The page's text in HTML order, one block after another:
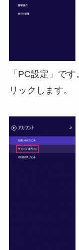
「PC設定」で
リックします。